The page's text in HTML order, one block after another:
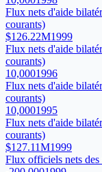
Flux nets d'aide
courants)
$126.22M1999
Flux nets d'aide
courants)
10,0001996
Flux nets d'aide
courants)
10,0001995
Flux nets d'aide
courants)
$127.11M1999
Flux officiels nets